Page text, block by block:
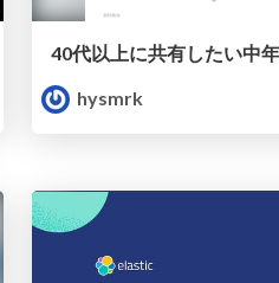
40代以上に共有したい中
hysmrk